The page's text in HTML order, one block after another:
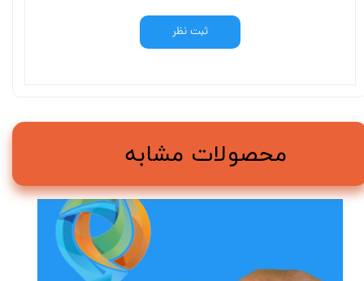
ثبت نظر
محصولات مشابه